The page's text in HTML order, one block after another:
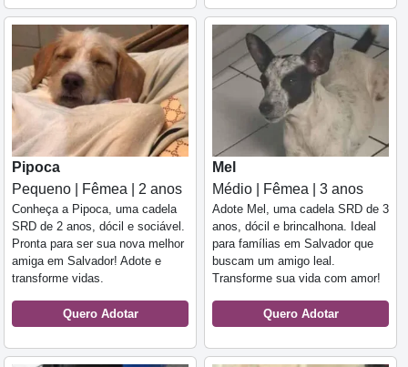
Pipoca
Pequeno | Fêmea | 2 anos
Conheça a Pipoca, uma cadela
SRD de 2 anos, dócil e sociável.
Pronta para ser sua nova melhor
amiga em Salvador! Adote e
transforme vidas.
Quero Adotar
Mel
Médio | Fêmea | 3 anos
Adote Mel, uma cadela SRD de 3
anos, dócil e brincalhona. Ideal
para famílias em Salvador que
buscam um amigo leal.
Transforme sua vida com amor!
Quero Adotar